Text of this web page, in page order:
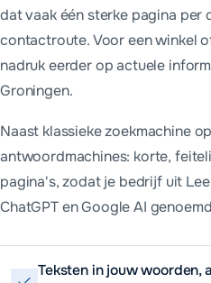
dat vaak één sterke pagina per
contactroute. Voor een winkel
nadruk eerder op actuele
Groningen.
Naast klassieke zoekmachine
antwoordmachines: korte,
pagina's, zodat je bedrijf uit
ChatGPT en Google AI
Teksten in jouw woorden,